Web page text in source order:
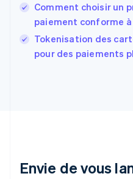
Comment choisir un
paiement conforme à
Tokenisation des
pour des paiements
Envie de vous
FrançaisEnglish
Gibraltar
English
Grèce
Japon